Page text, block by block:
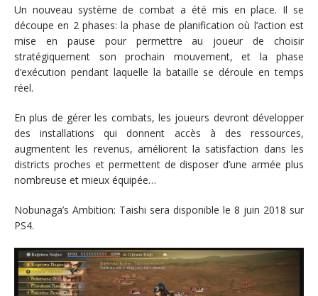
Un nouveau système de combat a été mis en place. Il se
découpe en 2 phases: la phase de planification où l’action est
mise en pause pour permettre au joueur de choisir
stratégiquement son prochain mouvement, et la phase
d’exécution pendant laquelle la bataille se déroule en temps
réel.
En plus de gérer les combats, les joueurs devront développer
des installations qui donnent accès à des ressources,
augmentent les revenus, améliorent la satisfaction dans les
districts proches et permettent de disposer d’une armée plus
nombreuse et mieux équipée…
Nobunaga’s Ambition: Taishi sera disponible le 8 juin 2018 sur
PS4.